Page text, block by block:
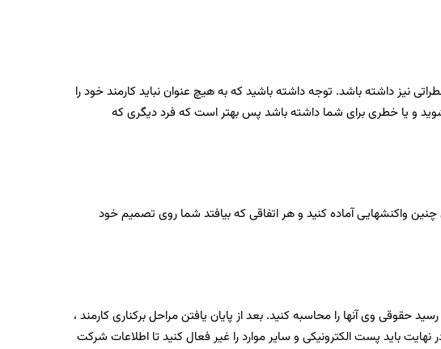
نیز داشته باشد. توجه داشته باشید که به هیچ عنوان نباید کارمند خود را
شوید و یا خطری برای شما داشته باشد پس بهتر است که فرد دیگری که
چنین واکنشهایی آماده کنید و هر اتفاقی که بیافتد شما روی تصمیم خود
حقوقی وی آنها را محاسبه کنید. بعد از پایان یافتن مراحل برکناری کارمند ،
باید پست الکترونیکی و سایر موارد را غیر فعال کنید تا اطلاعات شرکت